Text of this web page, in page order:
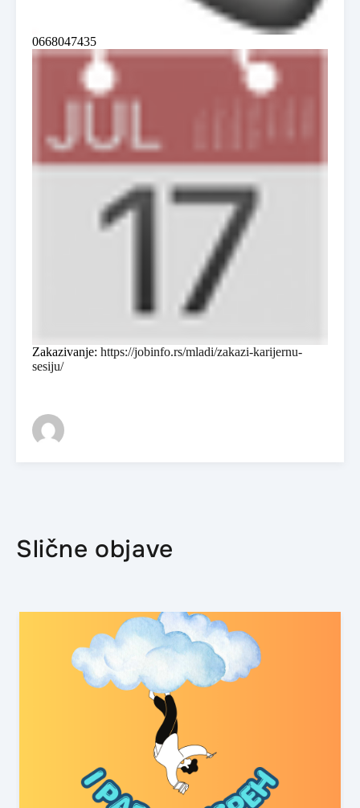
0668047435
Zakazivanje: https://jobinfo.rs/mladi/zakazi-karijernu-
sesiju/
Slične objave